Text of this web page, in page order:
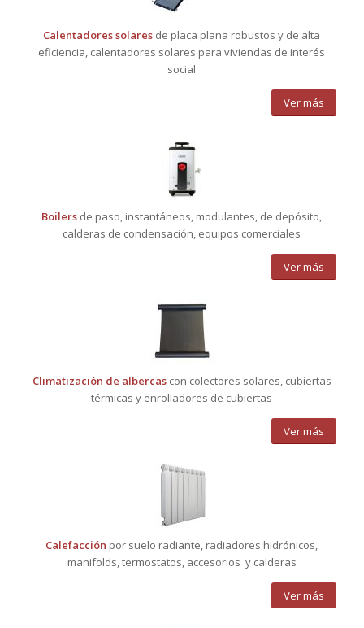
Calentadores solares de placa plana robustos y de alta
eficiencia, calentadores solares para viviendas de interés
social
Ver más
Boilers de paso, instantáneos, modulantes, de depósito,
calderas de condensación, equipos comerciales
Ver más
Climatización de albercascon colectores solares, cubiertas
térmicas y enrolladores de cubiertas
Ver más
Calefacción por suelo radiante, radiadores hidrónicos,
manifolds, termostatos, accesorios y calderas
Ver más